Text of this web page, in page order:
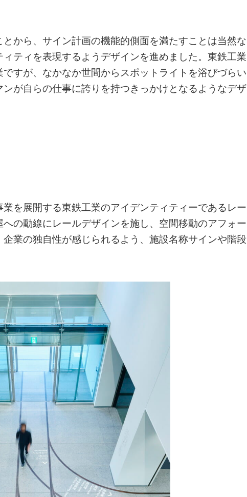
から、サイン計画の機能的側面を満たすことは当然な
ティを表現するようデザインを進めました。東鉄工業
すが、なかなか世間からスポットライトを浴びづらい
が自らの仕事に誇りを持つきっかけとなるようなデザ
を展開する東鉄工業のアイデンティティーであるレー
の動線にレールデザインを施し、空間移動のアフォー
業の独自性が感じられるよう、施設名称サインや階段